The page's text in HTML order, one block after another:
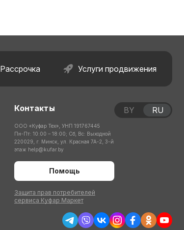
Рассрочка Услуги продвижения
Контакты
ООО «Куфар Тех», УНП 191767445
Пн-Пт: 10:00 – 18:00; Сб, Вс: Выходной
220029, г. Минск, ул. Красная 7А-2, 3-й
этаж help@kufar.by
Помощь
Защита прав потребителей
сервиса Куфар Маркет
BY RU